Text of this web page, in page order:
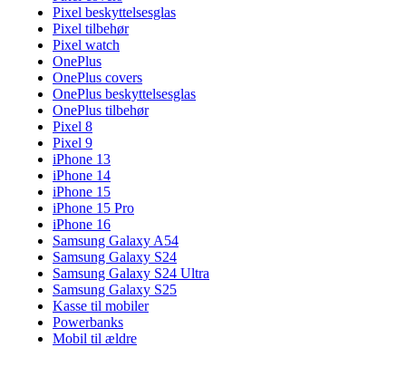
Pixel beskyttelsesglas
Pixel tilbehør
Pixel watch
OnePlus
OnePlus covers
OnePlus beskyttelsesglas
OnePlus tilbehør
Pixel 8
Pixel 9
iPhone 13
iPhone 14
iPhone 15
iPhone 15 Pro
iPhone 16
Samsung Galaxy A54
Samsung Galaxy S24
Samsung Galaxy S24 Ultra
Samsung Galaxy S25
Kasse til mobiler
Powerbanks
Mobil til ældre